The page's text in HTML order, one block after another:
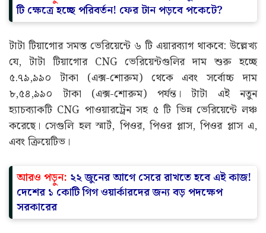
টি ক্ষেত্রে হচ্ছে পরিবর্তন! ফের টান পড়বে পকেটে?
টাটা টিয়াগোর সমস্ত ভেরিয়েন্টে ৬ টি এয়ারব্যাগ থাকবে: উল্লেখ্য
যে, টাটা টিয়াগোর CNG ভেরিয়েন্টগুলির দাম শুরু হচ্ছে
৫.৭৯,৯৯০ টাকা (এক্স-শোরুম) থেকে এবং সর্বোচ্চ দাম
৮,৫৪,৯৯০ টাকা (এক্স-শোরুম) পর্যন্ত। টাটা এই নতুন
হ্যাচব্যাকটি CNG পাওয়ারট্রেন সহ ৫ টি ভিন্ন ভেরিয়েন্টে লঞ্চ
করেছে। সেগুলি হল স্মার্ট, পিওর, পিওর প্লাস, পিওর প্লাস এ,
এবং ক্রিয়েটিভ।
আরও পড়ুন: ২২ জুনের আগে সেরে রাখতে হবে এই কাজ!
দেশের ১ কোটি গিগ ওয়ার্কারদের জন্য বড় পদক্ষেপ
সরকারের